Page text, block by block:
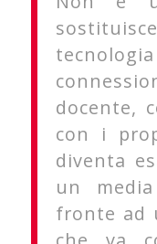
docente,
con i
diventa
un
fronte ad